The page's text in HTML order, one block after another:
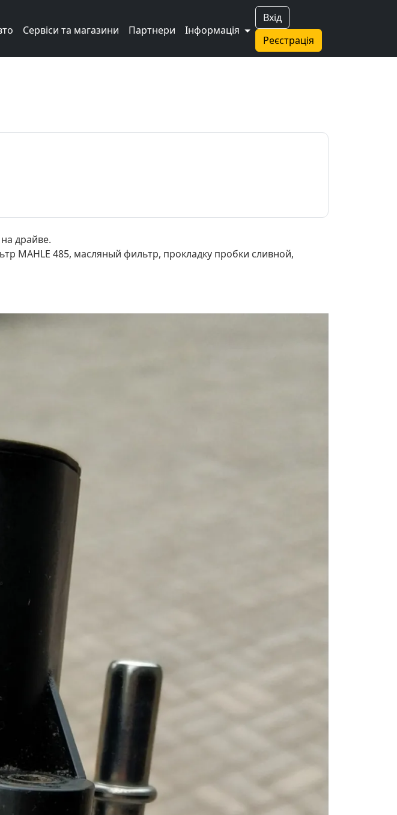
Вхід
Реєстрація
Сервіси та магазини Партнери Інформація
драйве.
MAHLE 485, масляный фильтр, прокладку пробки сливной,